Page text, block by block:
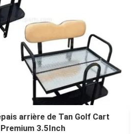
arrière de Tan Golf Cart
3.5Inch